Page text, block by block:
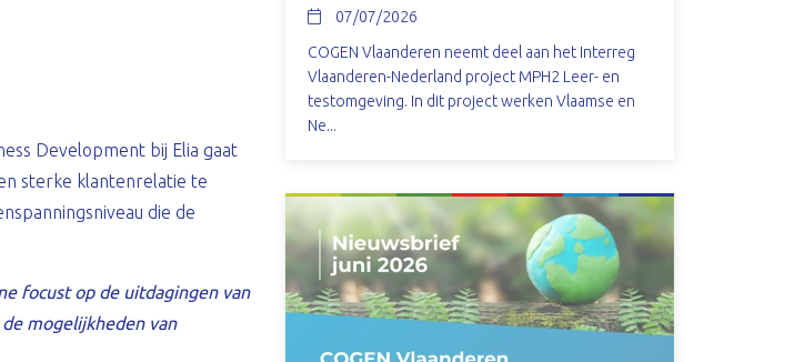
Development bij Elia gaat
sterke klantenrelatie te
die de
focust op de uitdagingen van
mogelijkheden van
07/07/2026
COGEN Vlaanderen neemt deel aan het Interreg
Vlaanderen-Nederland project MPH2 Leer- en
testomgeving. In dit project werken Vlaamse en
Ne...